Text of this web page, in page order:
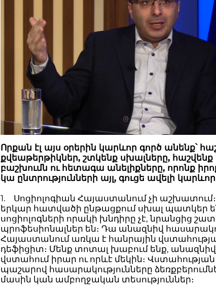
Որքան էլ այս օրերին կարևոր գործ անենք՝
քվեաթերթիկներ, շտկենք սխալները,
բաշխումն ու հետագա անելիքները, որոնք
կա ընտրությունների այլ, գուցե ավելի կարևոր
1. Սոցիոլոգիան Հայաստանում չի
երկար հատվածի ընթացքում սխալ պատկեր
սոցիոլոգների որակի խնդիրը չէ, նրանցից
պրոֆեսիոնալներ են։ Դա անազնիվ
Հայաստանում առկա է հանրային
դեֆիցիտ։ Մենք տոտալ խաբում ենք, անազնիվ
վստահում իրար ու որևէ մեկին։
պաշարով հասարակությունները
մասին կան ամբողջական տեսություններ։